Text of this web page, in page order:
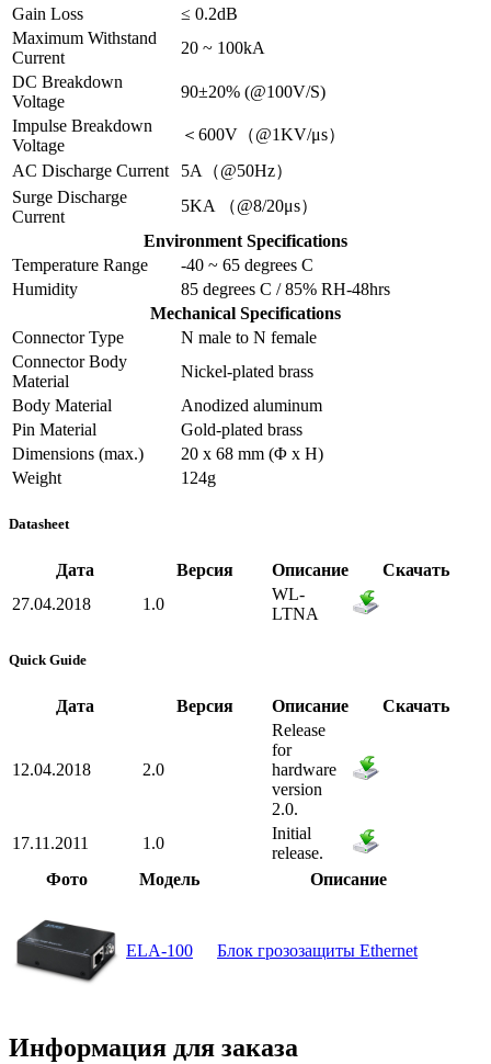
Gain Loss
≤ 0.2dB
Maximum Withstand
Current
20 ~ 100kA
DC Breakdown
Voltage
90±20% (@100V/S)
Impulse Breakdown
Voltage
＜600V（@1KV/μs）
AC Discharge Current
5A（@50Hz）
Surge Discharge
Current
5KA （@8/20μs）
Environment Specifications
Temperature Range
-40 ~ 65 degrees C
Humidity
85 degrees C / 85% RH-48hrs
Mechanical Specifications
Connector Type
N male to N female
Connector Body
Material
Nickel-plated brass
Body Material
Anodized aluminum
Pin Material
Gold-plated brass
Dimensions (max.)
20 x 68 mm (Φ x H)
Weight
124g
Datasheet
Дата Версия Описание
Скачать
27.04.2018
1.0
WL-
LTNA
Quick Guide
Дата Версия Описание Скачать
12.04.2018 2.0
Release
for
hardware
version
2.0.
17.11.2011
1.0
Initial
release.
Фото
Модель Описание
ELA-100 Блок грозозащиты Ethernet
Информация для заказа